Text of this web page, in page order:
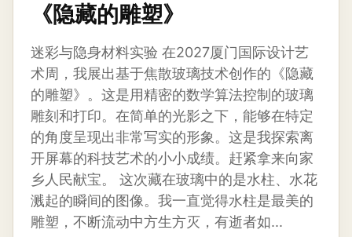
《隐藏的雕塑》
迷彩与隐身材料实验 在2027厦门国际设计艺
术周，我展出基于焦散玻璃技术创作的《隐藏
的雕塑》。这是用精密的数学算法控制的玻璃
雕刻和打印。在简单的光影之下，能够在特定
的角度呈现出非常写实的形象。这是我探索离
开屏幕的科技艺术的小小成绩。赶紧拿来向家
乡人民献宝。 这次藏在玻璃中的是水柱、水花
溅起的瞬间的图像。我一直觉得水柱是最美的
雕塑，不断流动中方生方灭，有逝者如...